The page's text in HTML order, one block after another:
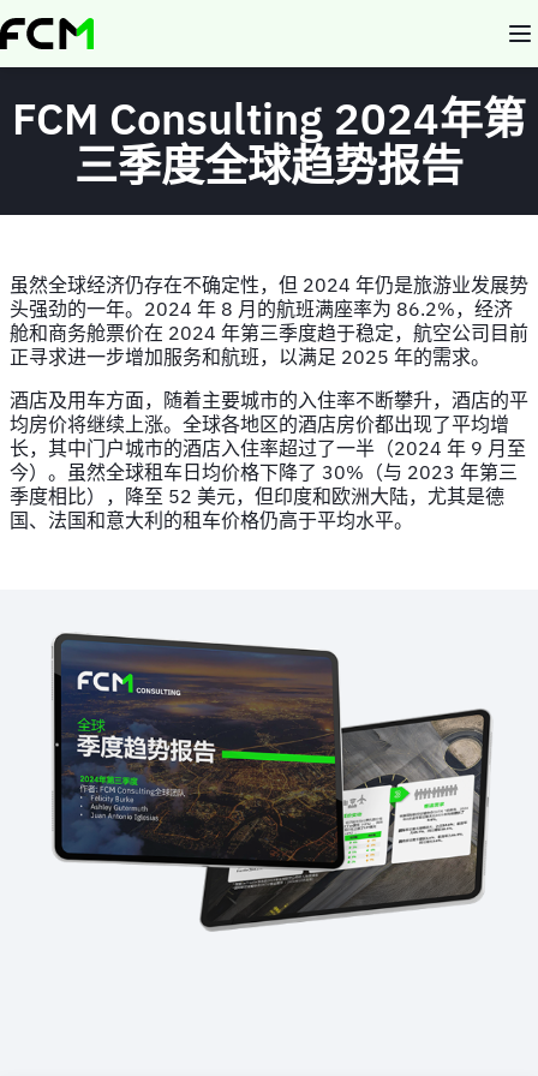
Skip
to
FCM Consulting 2024年第
三季度全球趋势报告
虽然全球经济仍存在不确定性，但 2024 年仍是旅游业发展势
头强劲的一年。2024 年 8 月的航班满座率为 86.2%，经济
舱和商务舱票价在 2024 年第三季度趋于稳定，航空公司目前
正寻求进一步增加服务和航班，以满足 2025 年的需求。
酒店及用车方面，随着主要城市的入住率不断攀升，酒店的平
均房价将继续上涨。全球各地区的酒店房价都出现了平均增
长，其中门户城市的酒店入住率超过了一半（2024 年 9 月至
今）。虽然全球租车日均价格下降了 30%（与 2023 年第三
季度相比），降至 52 美元，但印度和欧洲大陆，尤其是德
国、法国和意大利的租车价格仍高于平均水平。